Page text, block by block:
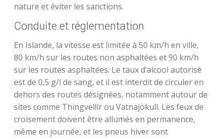
nature et éviter les sanctions.
Conduite et réglementation
En Islande, la vitesse est limitée à 50 km/h en ville,
80 km/h sur les routes non asphaltées et 90 km/h
sur les routes asphaltées. Le taux d’alcool autorisé
est de 0,5 g/l de sang, et il est interdit de circuler en
dehors des routes désignées, notamment autour de
sites comme Thingvellir ou Vatnajökull. Les feux de
croisement doivent être allumés en permanence,
même en journée, et les pneus hiver sont